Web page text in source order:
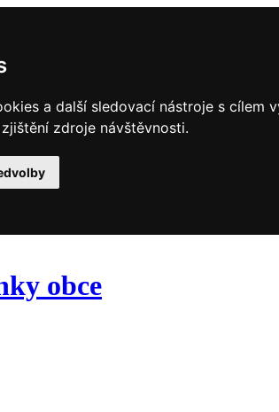
a další sledovací nástroje s cílem
zdroje návštěvnosti.
obce